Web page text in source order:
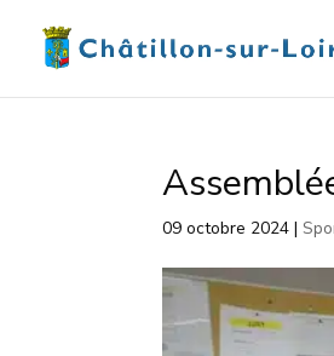
09 octobre 2024 |